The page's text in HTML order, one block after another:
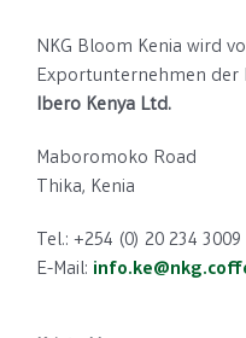
NKG Bloom Kenia wird
Exportunternehmen der
Ibero Kenya Ltd.
Maboromoko Road
Thika, Kenia
Tel.: +254 (0) 20 234 3009
E-Mail: